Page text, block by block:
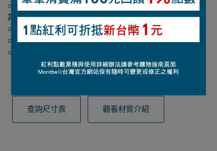
○被汗水或雨水弄濕時，顏色可能會因摩擦而褪色並轉移到
其他衣服上。
○請單獨洗滌
○洗滌後請立刻將水分排除
○熨燙時請使用墊布
查詢尺寸表 觀看材質介紹